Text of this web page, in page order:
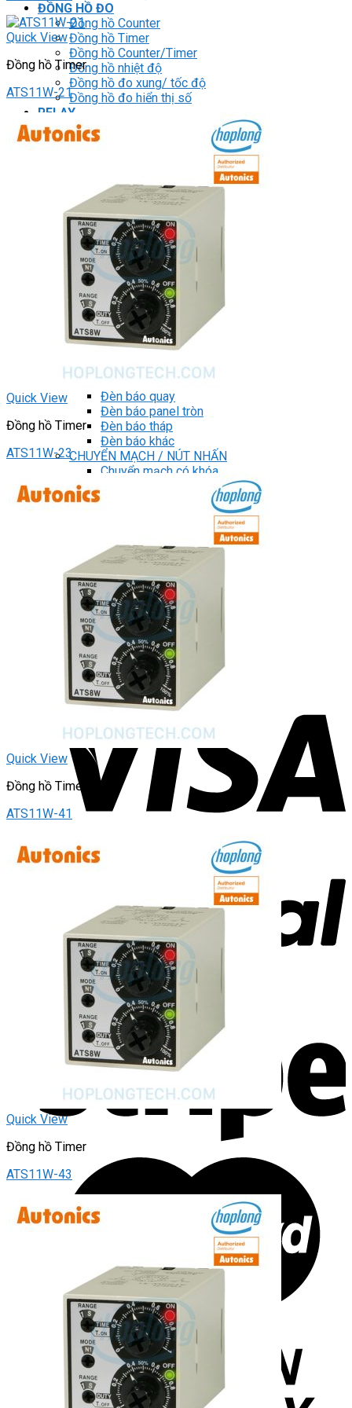
ĐỒNG HỒ ĐO
Đồng hồ Counter
Đồng hồ Timer
Đồng hồ Counter/Timer
Đồng hồ nhiệt độ
Đồng hồ đo xung/ tốc độ
Đồng hồ đo hiển thị số
RELAY
Relay trung gian
Relay bán dẫn
Relay bảo vệ động cơ 3P
THIẾT BỊ ĐÓNG CẮT
Contactor
BIẾN TẦN
DRIVER / MOTOR SERVO
LOGIC RELAY
Zelio
BỘ NGUỒN DC
Robot KUKA
Light Star
DRIVER / MOTOR STEP
ĐÈN BÁO
Đèn báo quay
Đèn báo panel tròn
Đèn báo tháp
Đèn báo khác
CHUYỂN MẠCH / NÚT NHẤN
Chuyển mạch có khóa
Nút nhấn
Phích cắm / Ổ cắm / Công tắc
kiếm:
Giỏ hàng
Chưa có sản phẩm trong giỏ hàng.
Quick View
Đồng hồ Timer
ATS11W-21
Quick View
Đồng hồ Timer
ATS11W-23
Quick View
Đồng hồ Timer
ATS11W-41
Quick View
Đồng hồ Timer
ATS11W-43